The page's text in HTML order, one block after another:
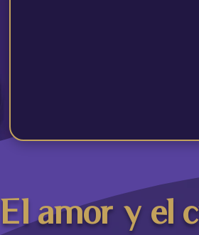
El amor y el